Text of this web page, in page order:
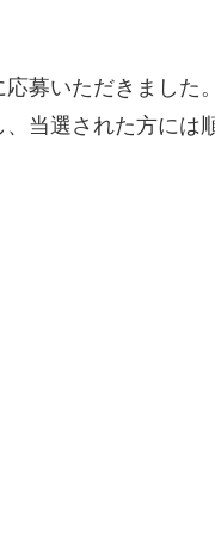
募いただきました。
当選された方には